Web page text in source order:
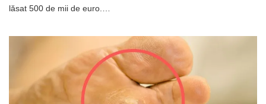
lăsat 500 de mii de euro.…